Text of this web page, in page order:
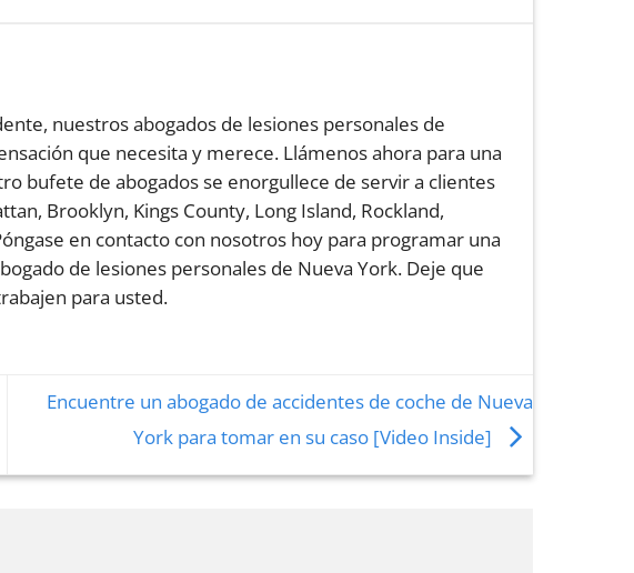
nuestros abogados de lesiones personales de
que necesita y merece. Llámenos ahora para una
bufete de abogados se enorgullece de servir a clientes
Brooklyn, Kings County, Long Island, Rockland,
en contacto con nosotros hoy para programar una
de lesiones personales de Nueva York. Deje que
para usted.
Encuentre un abogado de accidentes de coche de Nueva
York para tomar en su caso [Video Inside]